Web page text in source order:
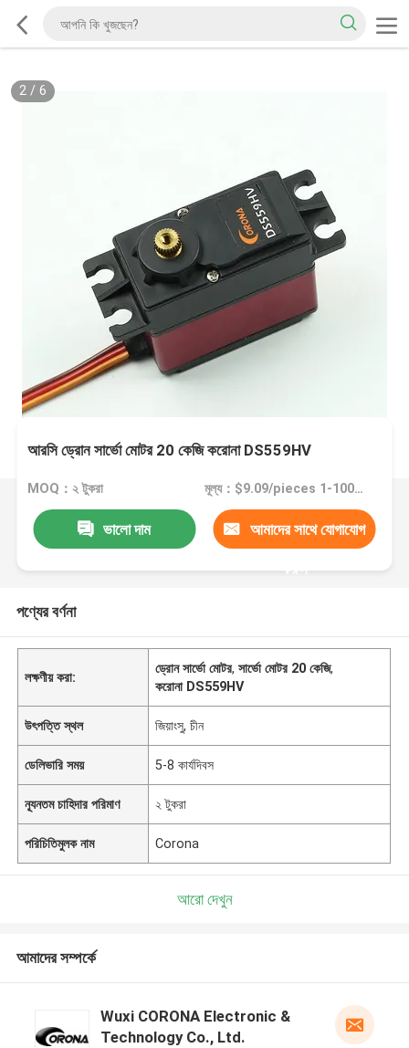
2/ 6
আরসি ড্রোন সার্ভো মোটর 20 কেজি করোনা DS559HV
MOQ：২ টুকরা মূল্য：$9.09/pieces 1-100 pieces
ভালো দাম আমাদের সাথে যোগাযোগ
করুন
পণ্যের বর্ণনা
লক্ষণীয় করা:
ড্রোন সার্ভো মোটর,সার্ভো মোটর 20 কেজি,
করোনা DS559HV
উৎপত্তি স্থল জিয়াংসু, চীন
ডেলিভারি সময় 5-8 কার্যদিবস
ন্যূনতম চাহিদার পরিমাণ ২ টুকরা
পরিচিতিমুলক নাম Corona
আরো দেখুন
আমাদের সম্পর্কে
Wuxi CORONA Electronic &
Technology Co., Ltd.